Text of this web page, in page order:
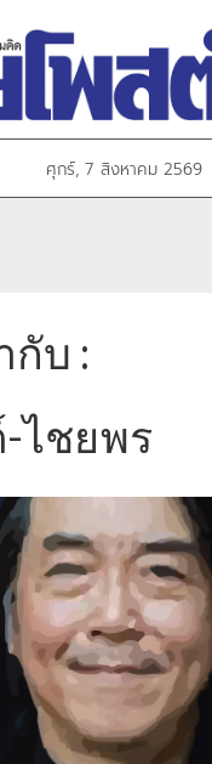
ศุกร์, 7 สิงหาคม 2569
กับ :
ไชยพร